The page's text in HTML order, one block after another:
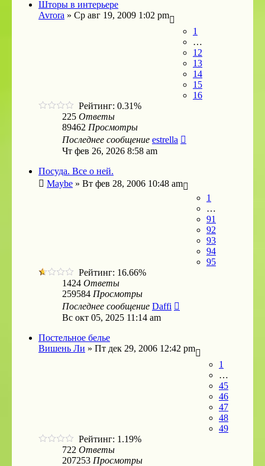
Шторы в интерьере
Avrora » Ср авг 19, 2009 1:02 pm
1
…
12
13
14
15
16
Рейтинг: 0.31%
225 Ответы
89462 Просмотры
Последнее сообщение estrella
Чт фев 26, 2026 8:58 am
Посуда. Все о ней.
Maybe » Вт фев 28, 2006 10:48 am
1
…
91
92
93
94
95
Рейтинг: 16.66%
1424 Ответы
259584 Просмотры
Последнее сообщение Daffi
Вс окт 05, 2025 11:14 am
Постельное белье
Вишень Ли » Пт дек 29, 2006 12:42 pm
1
…
45
46
47
48
49
Рейтинг: 1.19%
722 Ответы
207253 Просмотры